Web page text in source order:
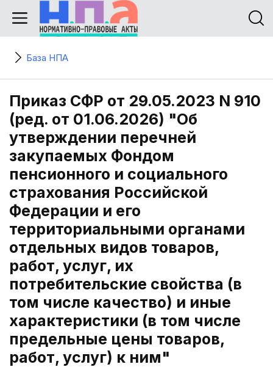
База НПА
Приказ СФР от 29.05.2023 N 910
(ред. от 01.06.2026) "Об
утверждении перечней
закупаемых Фондом
пенсионного и социального
страхования Российской
Федерации и его
территориальными органами
отдельных видов товаров,
работ, услуг, их
потребительские свойства (в
том числе качество) и иные
характеристики (в том числе
предельные цены товаров,
работ, услуг) к ним"